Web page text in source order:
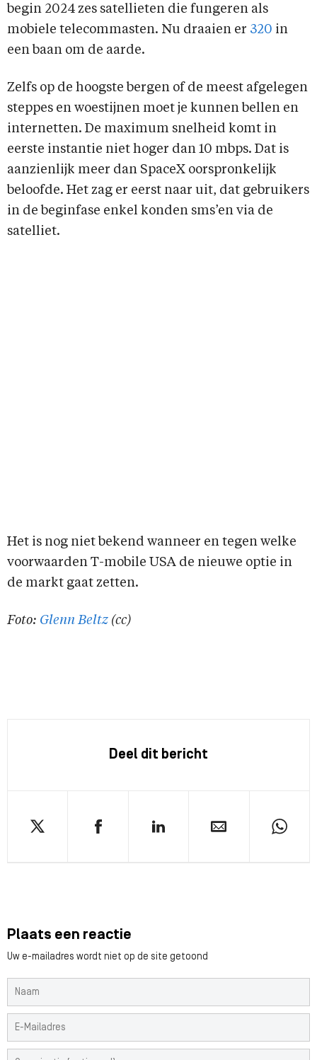
begin 2024 zes satellieten die fungeren als
mobiele telecommasten. Nu draaien er 320 in
een baan om de aarde.
Zelfs op de hoogste bergen of de meest afgelegen
steppes en woestijnen moet je kunnen bellen en
internetten. De maximum snelheid komt in
eerste instantie niet hoger dan 10 mbps. Dat is
aanzienlijk meer dan SpaceX oorspronkelijk
beloofde. Het zag er eerst naar uit, dat gebruikers
in de beginfase enkel konden sms’en via de
satelliet.
Het is nog niet bekend wanneer en tegen welke
voorwaarden T-mobile USA de nieuwe optie in
de markt gaat zetten.
Foto: Glenn Beltz (cc)
Deel dit bericht
Plaats een reactie
Uw e-mailadres wordt niet op de site getoond